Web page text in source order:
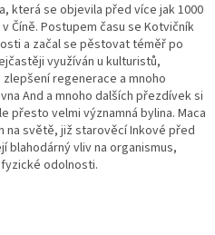
která se objevila před více jak 1000
Číně. Postupem času se Kotvičník
a začal se pěstovat téměř po
využíván u kulturistů,
regenerace a mnoho
And a mnoho dalších přezdívek si
přesto velmi významná bylina. Maca
na světě, již starověcí Inkové před
blahodárný vliv na organismus,
odolnosti.